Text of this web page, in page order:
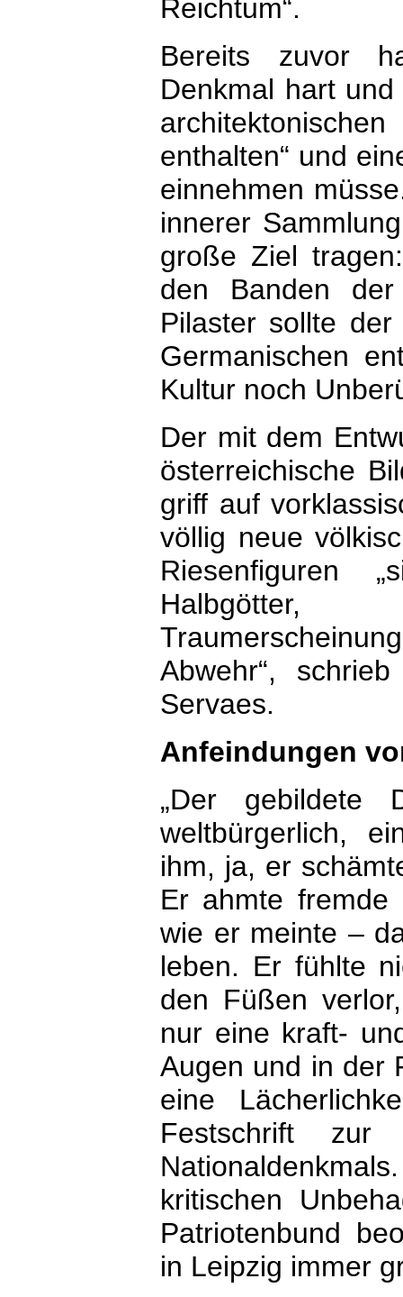
Reichtum“.
Bereits zuvor
Denkmal hart
enthalten“ und
einnehmen
innerer
große Ziel
den Banden der
Pilaster sollte
Germanischen
Kultur noch
Der mit dem
österreichische
griff auf
völlig neue
Riesenfiguren
Abwehr“,
Servaes.
Anfeindungen
„Der gebildete
weltbürgerlich,
ihm, ja, er
Er ahmte
wie er meinte –
leben. Er fühlte
den Füßen
nur eine kraft-
Augen und in der
eine
Festschrift zur
kritischen
Patriotenbund
in Leipzig immer